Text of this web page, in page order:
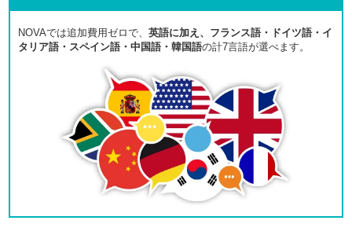
NOVAでは追加費用ゼロで、 英語に加え、フランス語・ドイツ語・イ
タリア語・スペイン語・中国語・韓国語の計7言語が選べます。